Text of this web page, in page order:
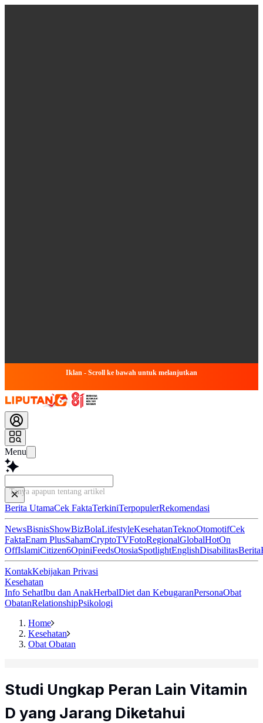
Iklan - Scroll ke bawah untuk melanjutkan
Menu
Tanya apapun tentang artikel ini...
Berita UtamaCek FaktaTerkiniTerpopulerRekomendasi
NewsBisnisShowBizBolaLifestyleKesehatanTeknoOtomotifCek
FaktaEnam PlusSahamCryptoTVFotoRegionalGlobalHotOn
OffIslamiCitizen6OpiniFeedsOtosiaSpotlightEnglishDisabilitasBerita
KontakKebijakan Privasi
Kesehatan
Info SehatIbu dan AnakHerbalDiet dan KebugaranPersonaObat
ObatanRelationshipPsikologi
Home
Kesehatan
Obat Obatan
Studi Ungkap Peran Lain Vitamin
D yang Jarang Diketahui